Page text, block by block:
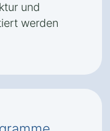
und
werden